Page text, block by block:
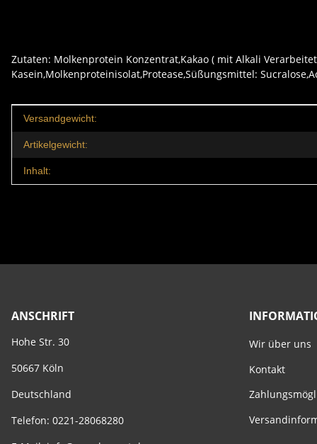
Zutaten: Molkenprotein Konzentrat,Kakao ( mit Alkali
Kasein,Molkenproteinisolat,Protease,Süßungsmittel:
Produkteigenschaft
Wert
Versandgewicht:
Artikelgewicht:
Inhalt:
ANSCHRIFT
Hohe Str. 30
50667 Köln
Deutschland
Telefon: 0221-28068280
Wir über uns
Kontakt